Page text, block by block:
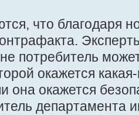
что благодаря
потребитель
окажется
она окажется